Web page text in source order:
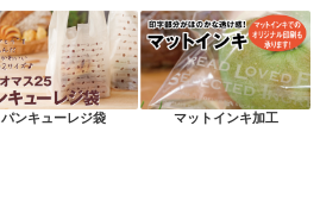
パンキューレジ袋 マットインキ加工